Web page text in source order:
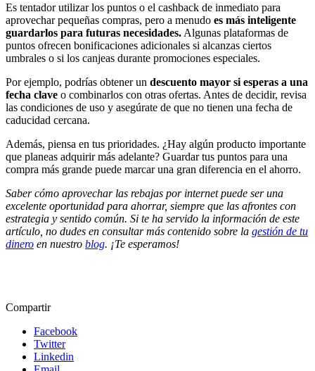
Es tentador utilizar los puntos o el cashback de inmediato para
aprovechar pequeñas compras, pero a menudo es más inteligente
guardarlos para futuras necesidades. Algunas plataformas de
puntos ofrecen bonificaciones adicionales si alcanzas ciertos
umbrales o si los canjeas durante promociones especiales.
Por ejemplo, podrías obtener un descuento mayor si esperas a una
fecha clave o combinarlos con otras ofertas. Antes de decidir, revisa
las condiciones de uso y asegúrate de que no tienen una fecha de
caducidad cercana.
Además, piensa en tus prioridades. ¿Hay algún producto importante
que planeas adquirir más adelante? Guardar tus puntos para una
compra más grande puede marcar una gran diferencia en el ahorro.
Saber cómo aprovechar las rebajas por internet puede ser una
excelente oportunidad para ahorrar, siempre que las afrontes con
estrategia y sentido común. Si te ha servido la información de este
artículo, no dudes en consultar más contenido sobre la gestión de tu
dinero en nuestro blog. ¡Te esperamos!
Compartir
Facebook
Twitter
Linkedin